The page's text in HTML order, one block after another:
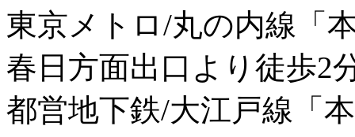
東京メトロ/丸の内線「
春日方面出口より徒歩2
都営地下鉄/大江戸線「